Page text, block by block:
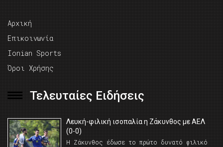
Αρχική
Επικοινωνία
Ionian Sports
Όροι Χρήσης
Τελευταίες Ειδήσεις
Λευκή-φιλική ισοπαλία η Ζάκυνθος με ΑΕΛ
(0-0)
Η Ζάκυνθος έδωσε το πρώτο δυνατό φιλικό